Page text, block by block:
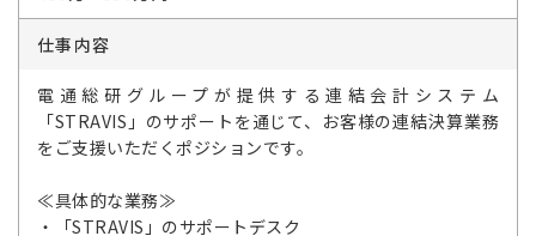
仕事内容
電通総研グループが提供する連結会計システム
「STRAVIS」のサポートを通じて、お客様の連結決算業務
をご支援いただくポジションです。
≪具体的な業務≫
・「STRAVIS」のサポートデスク